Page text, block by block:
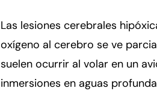
Las lesiones cerebrales
oxígeno al cerebro se ve
suelen ocurrir al volar en un
inmersiones en aguas